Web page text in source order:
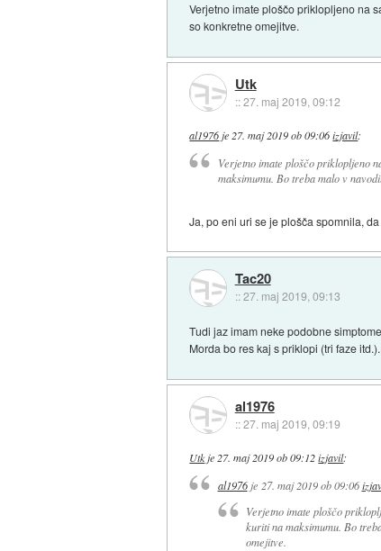
Verjetno imate ploščo priklopljeno na
so konkretne omejitve.
Utk
::27. maj 2019, 09:12
al1976je27. maj 2019 ob 09:06 izjavil:
Verjetno imate ploščo priklopljeno
maksimumu. Bo treba malo v
Ja, po eni uri se je plošča spomnila,
Tac20
::27. maj 2019, 09:13
Tudi jaz imam neke podobne
Morda bo res kaj s priklopi (tri faze
al1976
::27. maj 2019, 09:19
Utkje27. maj 2019 ob 09:12 izjavil:
al1976je 27. maj 2019 ob 09:06
Verjetno imate ploščo
kuriti na maksimumu. Bo
omejitve.